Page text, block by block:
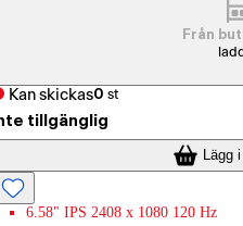
Från
Kan skickas0 st
tillgänglig
Lägg
6.58" IPS 2408 x 1080 120 Hz